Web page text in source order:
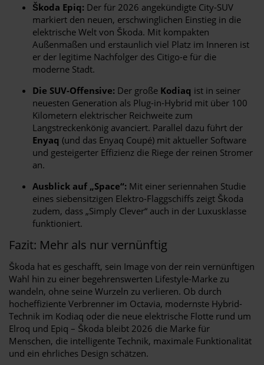
Škoda Epiq: Der für 2026 angekündigte City-SUV
markiert den neuen, erschwinglichen Einstieg in die
elektrische Welt von Škoda. Mit kompakten
Außenmaßen und erstaunlich viel Platz im Inneren ist
er der legitime Nachfolger des Citigo-e für die
moderne Stadt.
Die SUV-Offensive: Der große Kodiaq ist in seiner
neuesten Generation als Plug-in-Hybrid mit über 100
Kilometern elektrischer Reichweite zum
Langstreckenkönig avanciert. Parallel dazu führt der
Enyaq (und das Enyaq Coupé) mit aktueller Software
und gesteigerter Effizienz die Riege der reinen Stromer
an.
Ausblick auf „Space“: Mit einer seriennahen Studie
eines siebensitzigen Elektro-Flaggschiffs zeigt Škoda
zudem, dass „Simply Clever“ auch in der Luxusklasse
funktioniert.
Fazit: Mehr als nur vernünftig
Škoda hat es geschafft, sein Image von der rein vernünftigen
Wahl hin zu einer begehrenswerten Lifestyle-Marke zu
wandeln, ohne seine Wurzeln zu verlieren. Ob durch
hocheffiziente Verbrenner im Octavia, modernste Hybrid-
Technik im Kodiaq oder die neue elektrische Flotte rund um
Elroq und Epiq – Škoda bleibt 2026 die Marke für
Menschen, die intelligente Technik, maximale Funktionalität
und ein ehrliches Design schätzen.